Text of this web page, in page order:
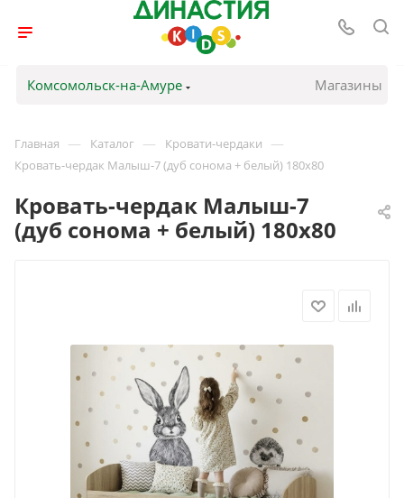
Комсомольск-на-Амуре Магазины
Главная — Каталог — Кровати-чердаки —
Кровать-чердак Малыш-7 (дуб сонома + белый) 180х80
Кровать-чердак Малыш-7
(дуб сонома + белый) 180х80